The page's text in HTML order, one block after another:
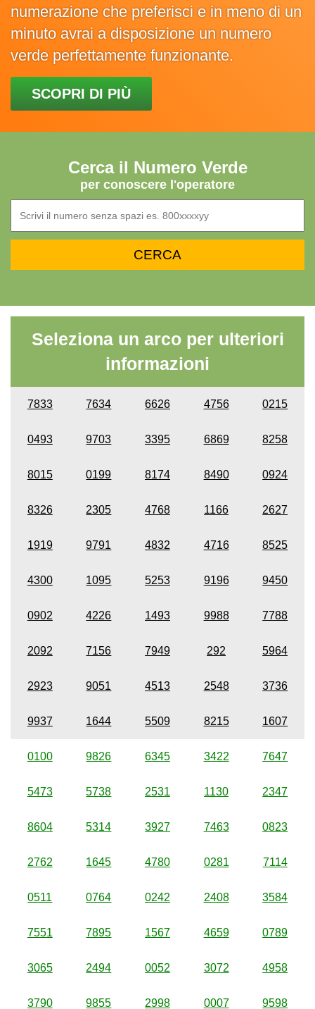
numerazione che preferisci e in meno di un
minuto avrai a disposizione un numero
verde perfettamente funzionante.
SCOPRI DI PIÙ
Cerca il Numero Verde
per conoscere l'operatore
Seleziona un arco per ulteriori
informazioni
7833 7634 6626 4756 0215
0493 9703 3395 6869 8258
8015 0199 8174 8490 0924
8326 2305 4768 1166 2627
1919 9791 4832 4716 8525
4300 1095 5253 9196 9450
0902 4226 1493 9988 7788
2092 7156 7949 292 5964
2923 9051 4513 2548 3736
9937 1644 5509 8215 1607
0100 9826 6345 3422 7647
5473 5738 2531 1130 2347
8604 5314 3927 7463 0823
2762 1645 4780 0281 7114
0511 0764 0242 2408 3584
7551 7895 1567 4659 0789
3065 2494 0052 3072 4958
3790 9855 2998 0007 9598